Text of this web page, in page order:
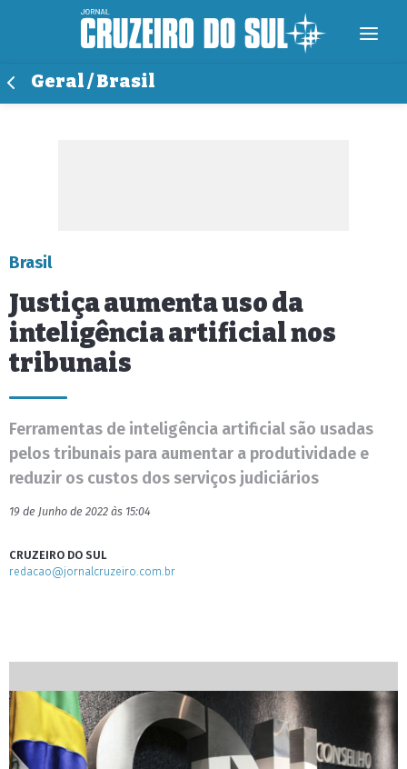
Geral / Brasil
Brasil
Justiça aumenta uso da
inteligência artificial nos
tribunais
Ferramentas de inteligência artificial são usadas
pelos tribunais para aumentar a produtividade e
reduzir os custos dos serviços judiciários
19 de Junho de 2022 às 15:04
CRUZEIRO DO SUL
redacao@jornalcruzeiro.com.br